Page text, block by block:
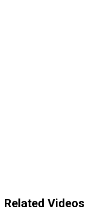
Related Videos